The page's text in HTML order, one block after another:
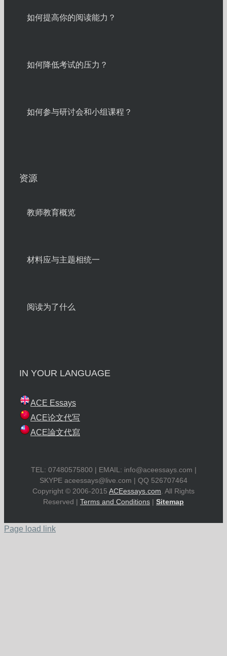
如何提高你的阅读能力？
如何降低考试的压力？
如何参与研讨会和小组课程？
资源
教师教育概览
材料应与主题相统一
阅读为了什么
IN YOUR LANGUAGE
ACE Essays
ACE论文代写
ACE論文代寫
TEL: 07480575800 | EMAIL: info@aceessays.com |
SKYPE aceessays@live.com | QQ 526707464
Copyright © 2006-2015 ACEessays.com . All Rights
Reserved | Terms and Conditions | Sitemap
Page load link